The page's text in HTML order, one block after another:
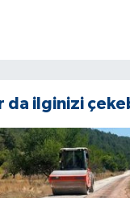
da ilginizi